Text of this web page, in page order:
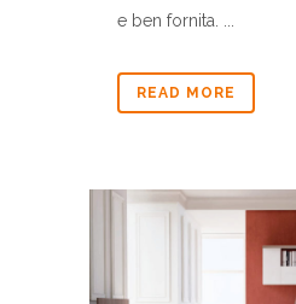
e ben fornita. ...
READ MORE